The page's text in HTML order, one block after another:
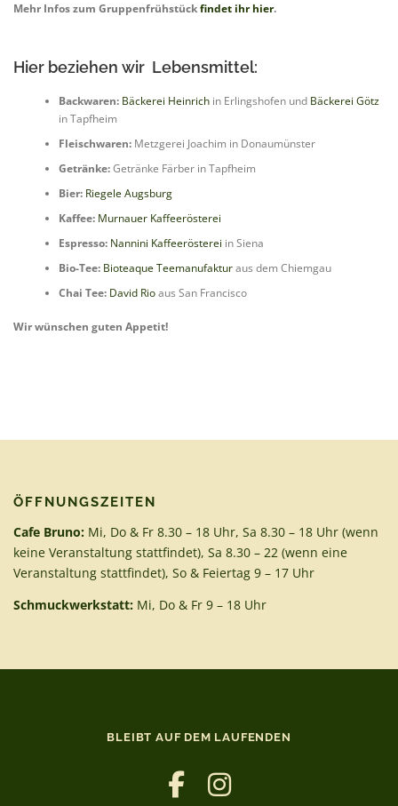
Mehr Infos zum Gruppenfrühstückfindet ihr hier.
Hier beziehen wir Lebensmittel:
Backwaren: Bäckerei Heinrichin Erlingshofen und Bäckerei Götz
in Tapfheim
Fleischwaren:Metzgerei Joachim in Donaumünster
Getränke:Getränke Färber in Tapfheim
Bier: Riegele Augsburg
Kaffee: Murnauer Kaffeerösterei
Espresso: Nannini Kaffeerösterei in Siena
Bio-Tee: Bioteaque Teemanufakturaus dem Chiemgau
Chai Tee: David Rioaus San Francisco
Wir wünschen guten Appetit!
ÖFFNUNGSZEITEN
Cafe Bruno: Mi, Do & Fr 8.30 – 18 Uhr, Sa 8.30 – 18 Uhr (wenn
keine Veranstaltung stattfindet), Sa 8.30 – 22 (wenn eine
Veranstaltung stattfindet), So & Feiertag 9 – 17 Uhr
Schmuckwerkstatt: Mi, Do & Fr 9 – 18 Uhr
BLEIBT AUF DEM LAUFENDEN